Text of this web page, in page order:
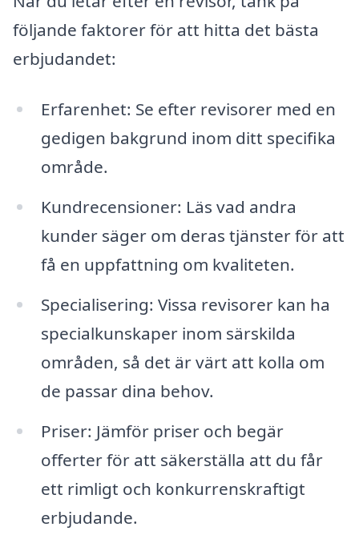
följande faktorer för att hitta det bästa
erbjudandet:
Erfarenhet: Se efter revisorer med en
gedigen bakgrund inom ditt specifika
område.
Kundrecensioner: Läs vad andra
kunder säger om deras tjänster för att
få en uppfattning om kvaliteten.
Specialisering: Vissa revisorer kan ha
specialkunskaper inom särskilda
områden, så det är värt att kolla om
de passar dina behov.
Priser: Jämför priser och begär
offerter för att säkerställa att du får
ett rimligt och konkurrenskraftigt
erbjudande.